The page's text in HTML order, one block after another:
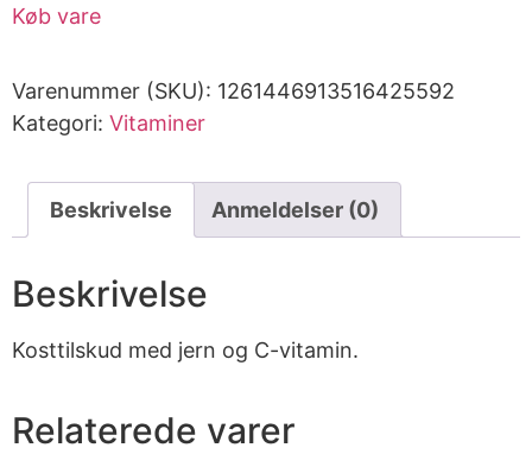
Køb vare
Varenummer (SKU): 1261446913516425592
Kategori: Vitaminer
Beskrivelse Anmeldelser (0)
Beskrivelse
Kosttilskud med jern og C-vitamin.
Relaterede varer